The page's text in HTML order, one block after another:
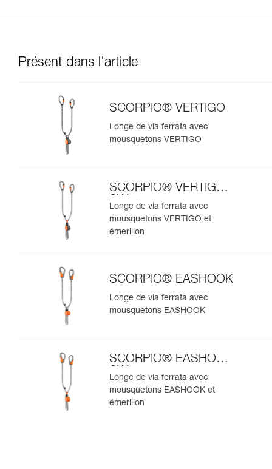
Présent dans l'article
SCORPIO® VERTIGO
Longe de via ferrata avec
mousquetons VERTIGO
SCORPIO® VERTIGO
SW
Longe de via ferrata avec
mousquetons VERTIGO et
émerillon
SCORPIO® EASHOOK
Longe de via ferrata avec
mousquetons EASHOOK
SCORPIO® EASHOOK
SW
Longe de via ferrata avec
mousquetons EASHOOK et
émerillon